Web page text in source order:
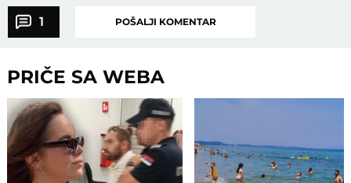
1 POŠALJI KOMENTAR
PRIČE SA WEBA